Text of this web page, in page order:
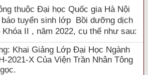
thuộc Đại học Quốc gia Hà Nội
tuyển sinh lớp Bồi dưỡng dịch
II , năm 2022, cụ thể như sau:
Khai Giảng Lớp Đại Học Ngành
2021-X Của Viện Trần Nhân Tông